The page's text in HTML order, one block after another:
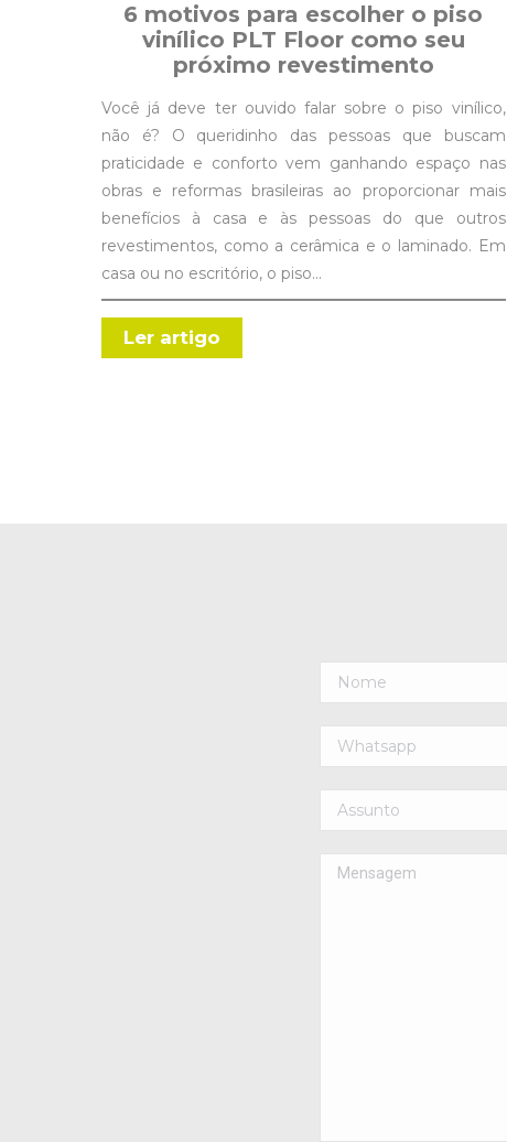
6 motivos para escolher o piso
vinílico PLT Floor como seu
próximo revestimento
Você já deve ter ouvido falar sobre o piso vinílico,
não é? O queridinho das pessoas que buscam
praticidade e conforto vem ganhando espaço nas
obras e reformas brasileiras ao proporcionar mais
benefícios à casa e às pessoas do que outros
revestimentos, como a cerâmica e o laminado. Em
casa ou no escritório, o piso…
Ler artigo